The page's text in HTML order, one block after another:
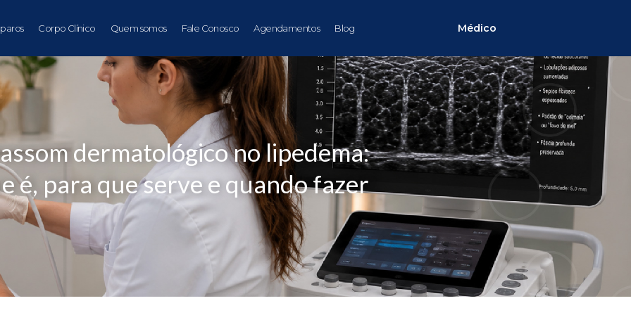
Corpo Clínico Quem somos Fale Conosco Agendamentos Blog Médico
dermatológico no lipedema:
é, para que serve e quando fazer